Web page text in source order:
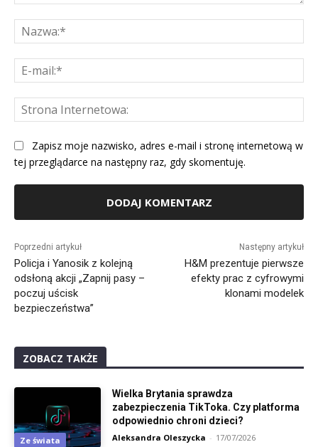
Zapisz moje nazwisko, adres e-mail i stronę internetową w
tej przeglądarce na następny raz, gdy skomentuję.
Poprzedni artykuł
Policja i Yanosik z kolejną
odsłoną akcji „Zapnij pasy –
poczuj uścisk
bezpieczeństwa”
Następny artykuł
H&M prezentuje pierwsze
efekty prac z cyfrowymi
klonami modelek
ZOBACZ TAKŻE
Ze świata
Wielka Brytania sprawdza
zabezpieczenia TikToka. Czy platforma
odpowiednio chroni dzieci?
Aleksandra Oleszycka - 17/07/2026